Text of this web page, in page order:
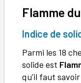
Flamme
Indice de
Parmi les 18
solide est
qu’il faut